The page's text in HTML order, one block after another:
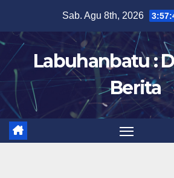
content
Sab. Agu 8th, 2026
Labuhanbatu :
Berita